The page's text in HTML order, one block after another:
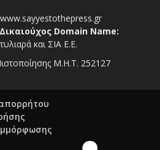
www.sayyestothepress.gr
Domain Name:
και ΣΙΑ Ε.Ε.
Μ.Η.Τ. 252127